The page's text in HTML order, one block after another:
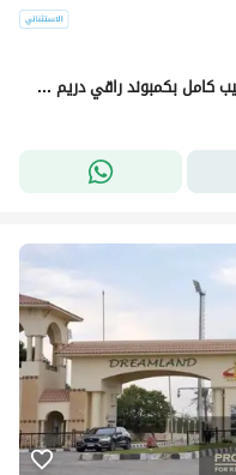
استلم شقة جاهزة للسكن الفوري – تشطيب كامل بكمبوند راقي دريم لاند